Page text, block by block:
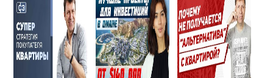
НА ДЛИТЕЛЬНЫЙ
СРОК